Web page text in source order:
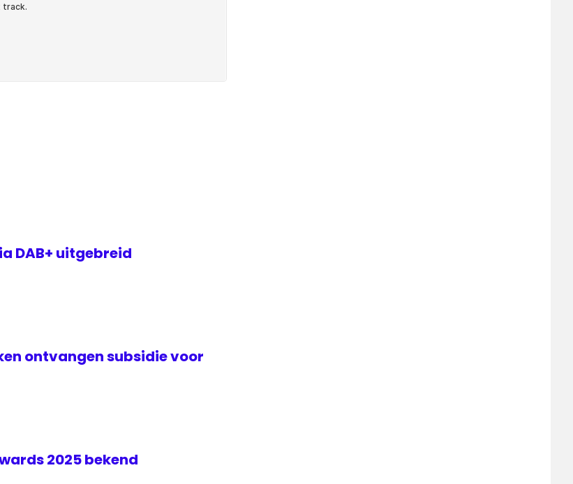
DAB+ uitgebreid
ontvangen subsidie voor
2025 bekend